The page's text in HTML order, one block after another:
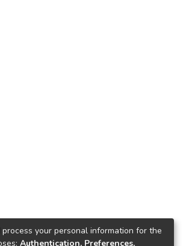
your personal information for the
Authentication, Preferences,